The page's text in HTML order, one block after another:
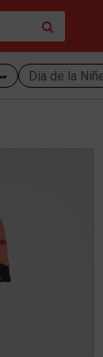
Día de la